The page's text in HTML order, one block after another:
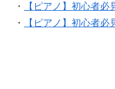
・
【ピアノ】初心者
・
【ピアノ】初心者